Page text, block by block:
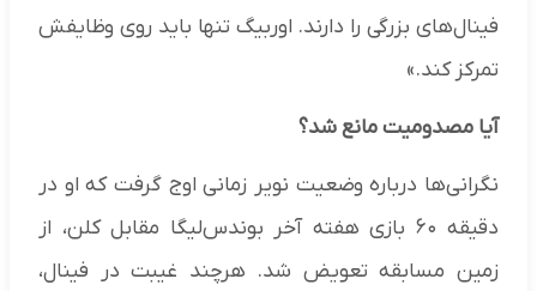
فینال‌های بزرگی را دارند. اوربیگ تنها باید روی وظایفش
تمرکز کند.»
آیا مصدومیت مانع شد؟
نگرانی‌ها درباره وضعیت نویر زمانی اوج گرفت که او در
دقیقه ۶۰ بازی هفته آخر بوندس‌لیگا مقابل کلن، از
زمین مسابقه تعویض شد. هرچند غیبت در فینال،